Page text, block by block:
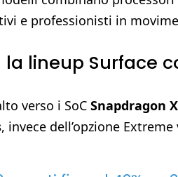
e professionisti in
lineup Surface
verso i SoC Snapdragon
, invece dell’opzione